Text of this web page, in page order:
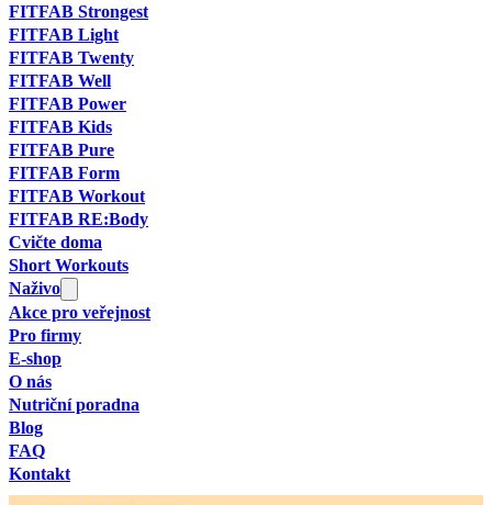
FITFAB Strongest
FITFAB Light
FITFAB Twenty
FITFAB Well
FITFAB Power
FITFAB Kids
FITFAB Pure
FITFAB Form
FITFAB Workout
FITFAB RE:Body
Cvičte doma
Short Workouts
Naživo
Akce pro veřejnost
Pro firmy
E-shop
O nás
Nutriční poradna
Blog
FAQ
Kontakt